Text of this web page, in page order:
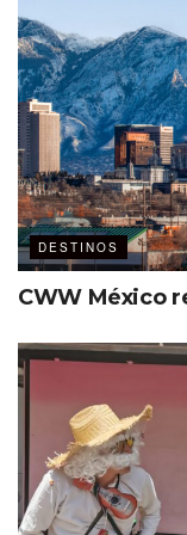
Un mural que
Curiosamente, el
Transilvania,
no pudo viajar a
Colcer, artista y
Dallas,
luego darle color
DESTINOS
CWW México